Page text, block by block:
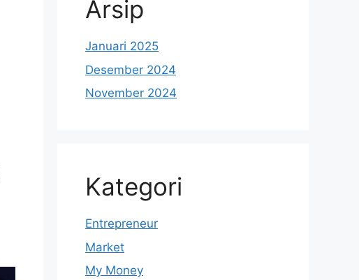
Arsip
Januari 2025
Desember 2024
November 2024
Kategori
Entrepreneur
Market
My Money